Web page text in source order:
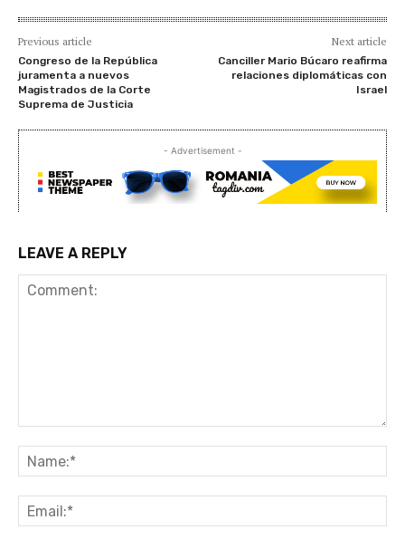
Previous article
Congreso de la República
juramenta a nuevos
Magistrados de la Corte
Suprema de Justicia
Next article
Canciller Mario Búcaro reafirma
relaciones diplomáticas con
Israel
- Advertisement -
LEAVE A REPLY